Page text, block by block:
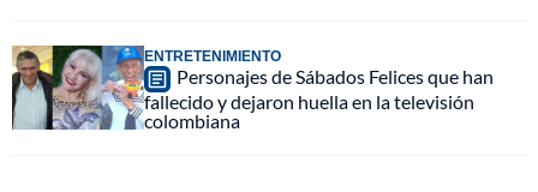
ENTRETENIMIENTO
Personajes de Sábados Felices que han
fallecido y dejaron huella en la televisión
colombiana